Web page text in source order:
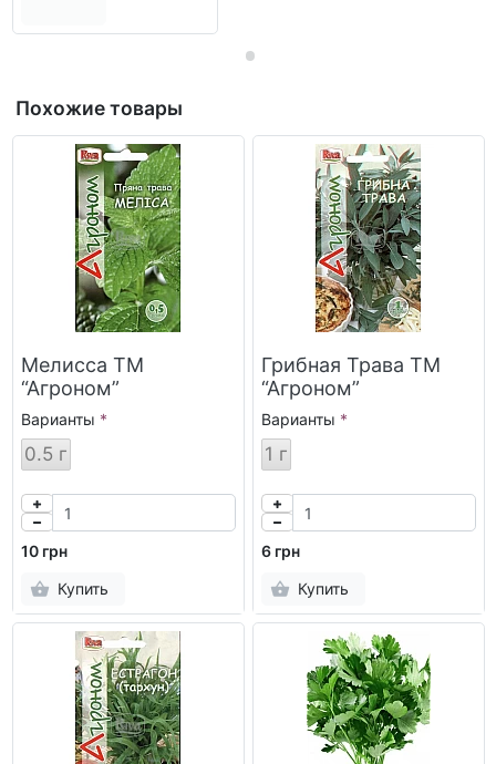
Похожие товары
Мелисса ТМ
“Агроном”
Варианты
0.5 г
10 грн
Купить
Грибная Трава ТМ
“Агроном”
Варианты
1 г
6 грн
Купить